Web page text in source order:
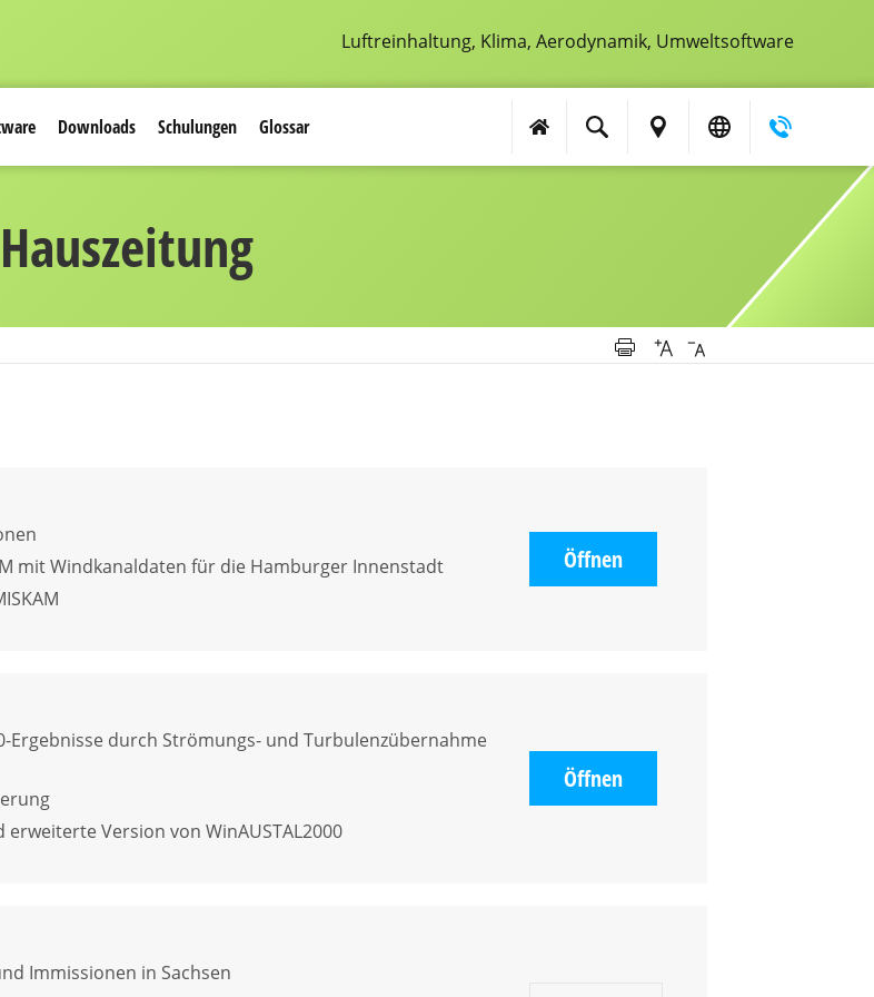
Luftreinhaltung, Klima, Aerodynamik, Umweltsoftware
Downloads Schulungen Glossar
Hauszeitung
mit Windkanaldaten für die Hamburger Innenstadt
Öffnen
Ergebnisse durch Strömungs- und Turbulenzübernahme
erweiterte Version von WinAUSTAL2000
Öffnen
Immissionen in Sachsen